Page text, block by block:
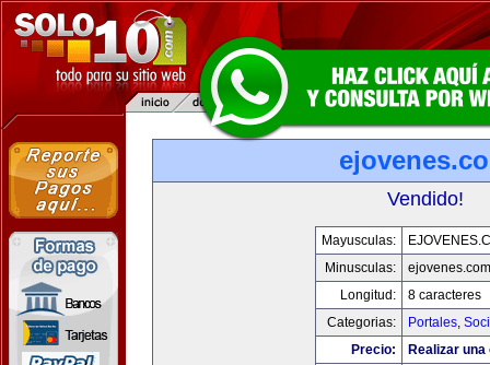
Vendido!
Mayusculas:
Minusculas:
ejovenes.com
Longitud:
8 caracteres
Categorias:
Portales,
Precio:
Realizar